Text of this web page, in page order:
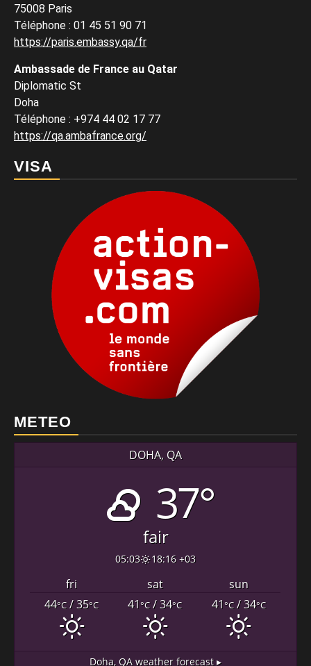
75008 Paris
Téléphone : 01 45 51 90 71
https://paris.embassy.qa/fr
Ambassade de France au Qatar
Diplomatic St
Doha
Téléphone : +974 44 02 17 77
https://qa.ambafrance.org/
VISA
METEO
DOHA, QA
37°
fair
05:03 18:16 +03
fri sat
sun
44°C/ 35°C 41°C/ 34°C 41°C/ 34°C
Doha, QA weather forecast ▸